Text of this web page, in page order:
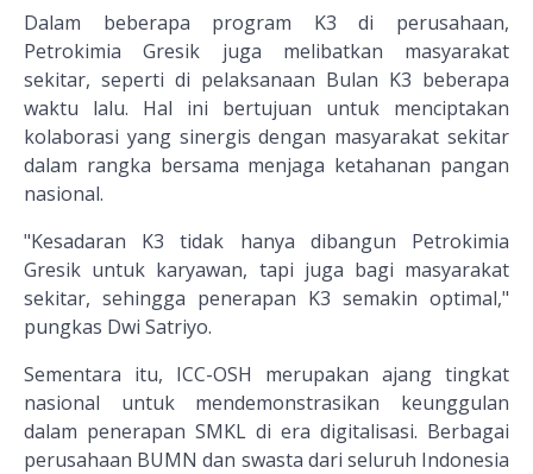
Dalam beberapa program K3 di perusahaan,
Petrokimia Gresik juga melibatkan masyarakat
sekitar, seperti di pelaksanaan Bulan K3 beberapa
waktu lalu. Hal ini bertujuan untuk menciptakan
kolaborasi yang sinergis dengan masyarakat sekitar
dalam rangka bersama menjaga ketahanan pangan
nasional.
"Kesadaran K3 tidak hanya dibangun Petrokimia
Gresik untuk karyawan, tapi juga bagi masyarakat
sekitar, sehingga penerapan K3 semakin optimal,"
pungkas Dwi Satriyo.
Sementara itu, ICC-OSH merupakan ajang tingkat
nasional untuk mendemonstrasikan keunggulan
dalam penerapan SMKL di era digitalisasi. Berbagai
perusahaan BUMN dan swasta dari seluruh Indonesia